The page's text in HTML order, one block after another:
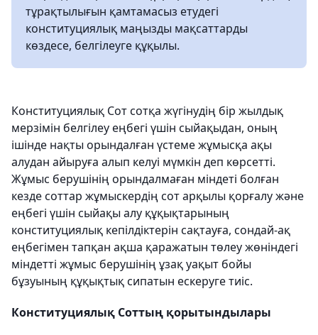
тұрақтылығын қамтамасыз етудегі
конституциялық маңызды мақсаттарды
көздесе, белгілеуге құқылы.
Конституциялық Сот сотқа жүгінудің бір жылдық
мерзімін белгілеу еңбегі үшін сыйақыдан, оның
ішінде нақты орындалған үстеме жұмысқа ақы
алудан айыруға алып келуі мүмкін деп көрсетті.
Жұмыс берушінің орындалмаған міндеті болған
кезде соттар жұмыскердің сот арқылы қорғалу және
еңбегі үшін сыйақы алу құқықтарының
конституциялық кепілдіктерін сақтауға, сондай-ақ
еңбегімен тапқан ақша қаражатын төлеу жөніндегі
міндетті жұмыс берушінің ұзақ уақыт бойы
бұзуының құқықтық сипатын ескеруге тиіс.
Конституциялық Соттың қорытындылары